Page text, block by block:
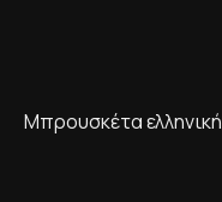
Μπρουσκέτα ελληνική